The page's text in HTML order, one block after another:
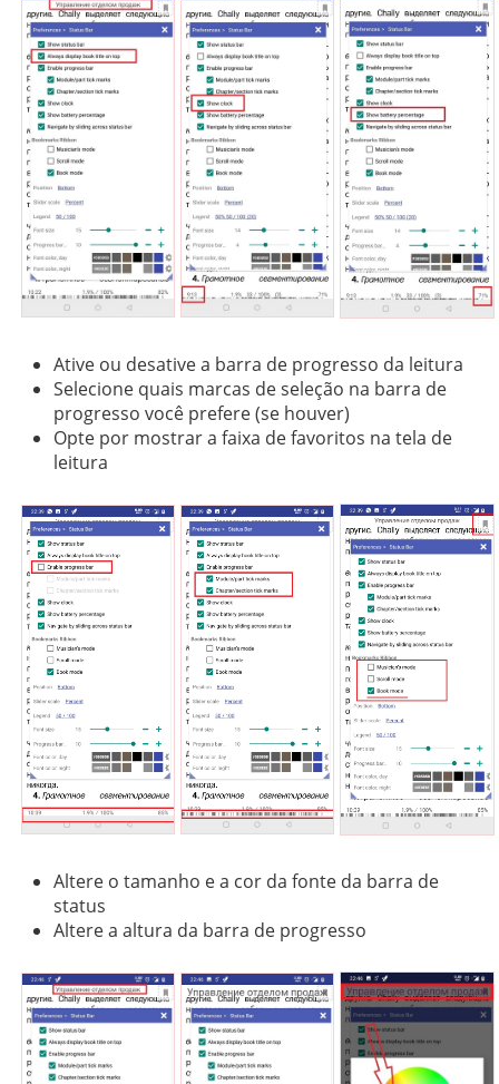
Ative ou desative a barra de progresso da leitura
Selecione quais marcas de seleção na barra de
progresso você prefere (se houver)
Opte por mostrar a faixa de favoritos na tela de
leitura
Altere o tamanho e a cor da fonte da barra de
status
Altere a altura da barra de progresso